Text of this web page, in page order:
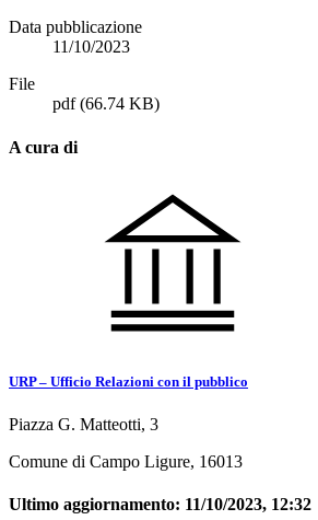
Data pubblicazione
11/10/2023
File
pdf(66.74 KB)
A cura di
URP – Ufficio Relazioni con il pubblico
Piazza G. Matteotti, 3
Comune di Campo Ligure, 16013
Ultimo aggiornamento: 11/10/2023, 12:32